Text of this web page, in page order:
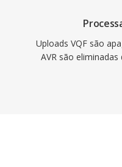
Uploads VQF são
AVR são